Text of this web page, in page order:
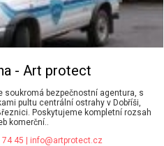
- Art protect
soukromá bezpečnostní agentura, s
pultu centrální ostrahy v Dobříši,
Poskytujeme kompletní rozsah
komerční..
45 | info@artprotect.cz